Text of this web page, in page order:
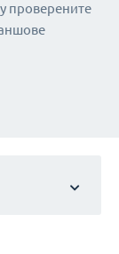
проверените